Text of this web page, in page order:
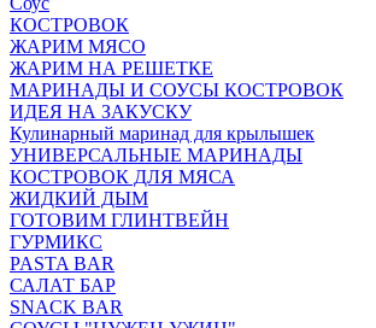
КОСТРОВОК
ЖАРИМ МЯСО
ЖАРИМ НА РЕШЕТКЕ
МАРИНАДЫ И СОУСЫ КОСТРОВОК
ИДЕЯ НА ЗАКУСКУ
Кулинарный маринад для крылышек
УНИВЕРСАЛЬНЫЕ МАРИНАДЫ
КОСТРОВОК ДЛЯ МЯСА
ЖИДКИЙ ДЫМ
ГОТОВИМ ГЛИНТВЕЙН
ГУРМИКС
PASTA BAR
САЛАТ БАР
SNACK BAR